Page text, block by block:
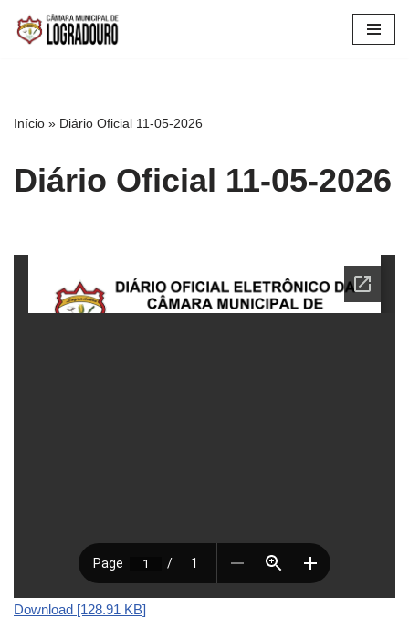
Pular
Início » Diário Oficial 11-05-2026
Diário Oficial 11-05-2026
Download [128.91 KB]